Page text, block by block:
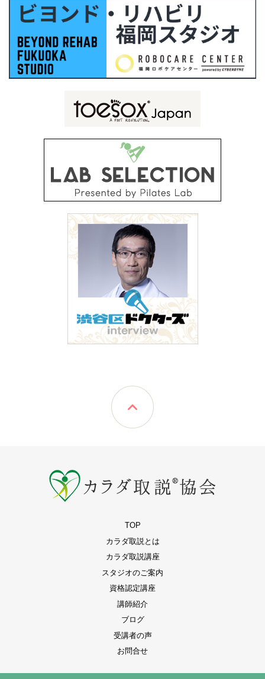
TOP
カラダ取説とは
カラダ取説講座
スタジオのご案内
資格認定講座
講師紹介
ブログ
受講者の声
お問合せ